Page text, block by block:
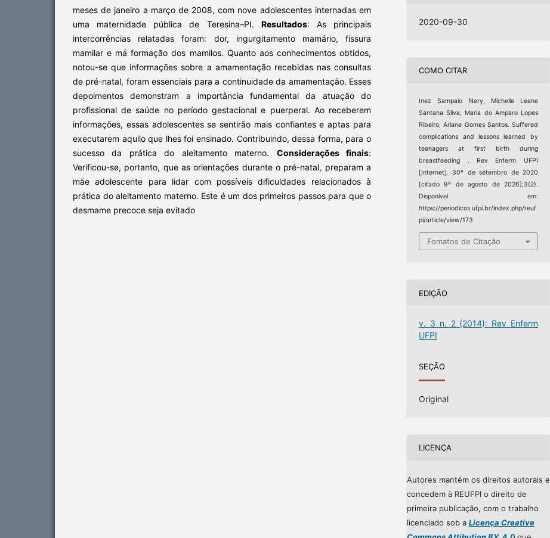
meses de janeiro a março de 2008, com nove adolescentes internadas em
uma maternidade pública de Teresina–PI. Resultados: As principais
intercorrências relatadas foram: dor, ingurgitamento mamário, fissura
mamilar e má formação dos mamilos. Quanto aos conhecimentos obtidos,
notou-se que informações sobre a amamentação recebidas nas consultas
de pré-natal, foram essenciais para a continuidade da amamentação. Esses
depoimentos demonstram a importância fundamental da atuação do
profissional de saúde no período gestacional e puerperal. Ao receberem
informações, essas adolescentes se sentirão mais confiantes e aptas para
executarem aquilo que lhes foi ensinado. Contribuindo, dessa forma, para o
sucesso da prática do aleitamento materno. Considerações finais:
Verificou-se, portanto, que as orientações durante o pré-natal, preparam a
mãe adolescente para lidar com possíveis dificuldades relacionados à
prática do aleitamento materno. Este é um dos primeiros passos para que o
desmame precoce seja evitado
2020-09-30
COMO CITAR
Inez Sampaio Nery, Michelle Leane
Santana Silva, Maria do Amparo Lopes
Ribeiro, Ariane Gomes Santos. Suffered
complications and lessons learned by
teenagers at first birth during
breastfeeding . Rev Enferm UFPI
[Internet]. 30º de setembro de 2020
[citado 9º de agosto de 2026];3(2).
Disponível em:
https://periodicos.ufpi.br/index.php/reuf
pi/article/view/173
Fomatos de Citação
EDIÇÃO
v. 3 n. 2 (2014): Rev Enferm
UFPI
SEÇÃO
Original
LICENÇA
Autores mantém os direitos autorais e
concedem à REUFPI o direito de
primeira publicação, com o trabalho
licenciado sob a Licença Creative